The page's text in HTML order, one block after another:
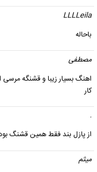
LLLLeila
باحاله
مصطفی
اهنگ بسیار زیبا و قشنگه مرسی
کار
.
از پازل بند فقط همین قشنگ
میثم